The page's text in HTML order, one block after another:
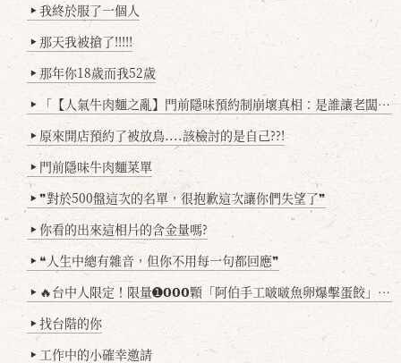
▶ 我終於服了一個人
▶ 那天我被搶了!!!!!
▶ 那年你18歲而我52歲
▶ 「【人氣牛肉麵之亂】門前隱味預約制崩壞真相：是誰讓老闆心灰意冷？」
▶ 原來開店預約了被放鳥....該檢討的是自己??!
▶ 門前隱味牛肉麵菜單
▶ ❞對於500盤這次的名單，很抱歉這次讓你們失望了❞
▶ 你看的出來這相片的含金量嗎?
▶ ❝人生中總有雜音，但你不用每一句都回應❞
▶ 🔥台中人限定！限量➊𝟬𝟬𝟬顆「阿伯手工啵啵魚卵爆擊蛋餃」台北已被搶爆2萬顆，最後名額門前隱味只留給你！🥟💥
▶ 找台階的你
▶ 工作中的小確幸邀請